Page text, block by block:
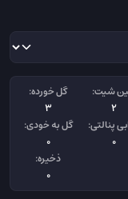
شیت:
2
گل خورده:
3
پنالتی:
0
گل به خودی:
0
ذخیره:
0